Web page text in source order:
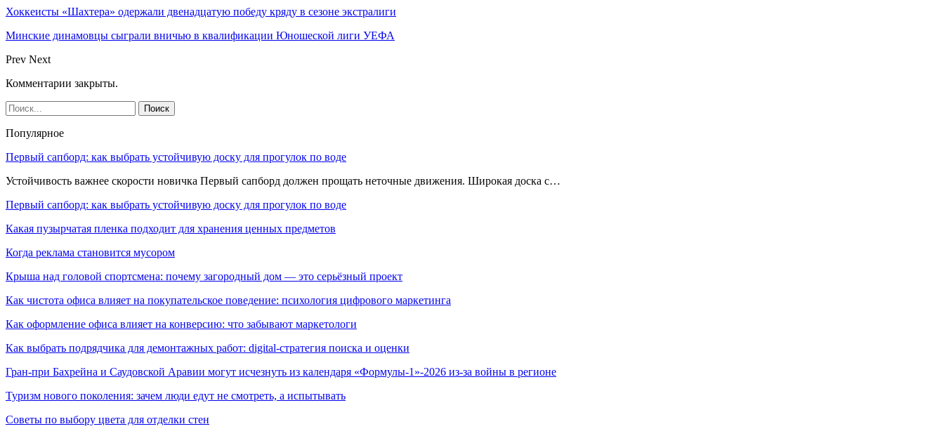
Хоккеисты «Шахтера» одержали двенадцатую победу кряду в сезоне экстралиги
Минские динамовцы сыграли вничью в квалификации Юношеской лиги УЕФА
Prev Next
Комментарии закрыты.
Популярное
Первый сапборд: как выбрать устойчивую доску для прогулок по воде
Устойчивость важнее скорости новичка Первый сапборд должен прощать неточные движения. Широкая доска с…
Первый сапборд: как выбрать устойчивую доску для прогулок по воде
Какая пузырчатая пленка подходит для хранения ценных предметов
Когда реклама становится мусором
Крыша над головой спортсмена: почему загородный дом — это серьёзный проект
Как чистота офиса влияет на покупательское поведение: психология цифрового маркетинга
Как оформление офиса влияет на конверсию: что забывают маркетологи
Как выбрать подрядчика для демонтажных работ: digital-стратегия поиска и оценки
Гран-при Бахрейна и Саудовской Аравии могут исчезнуть из календаря «Формулы-1»-2026 из-за войны в регионе
Туризм нового поколения: зачем люди едут не смотреть, а испытывать
Советы по выбору цвета для отделки стен